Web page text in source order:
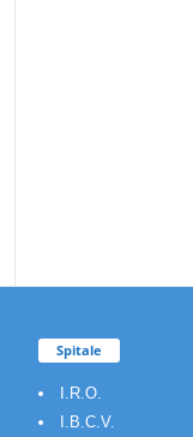
Spitale
I.R.O.
I.B.C.V.